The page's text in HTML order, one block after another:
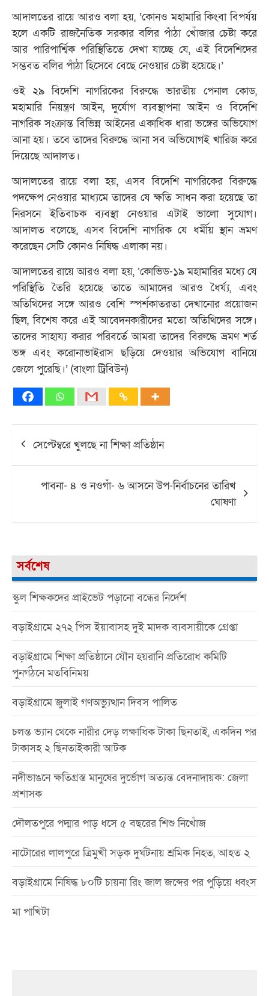
আদালতের রায়ে আরও বলা হয়, ‘কোনও মহামারি কিংবা বিপর্যয়
হলে একটি রাজনৈতিক সরকার বলির পাঁঠা খোঁজার চেষ্টা করে
আর পারিপার্শ্বিক পরিস্থিতিতে দেখা যাচ্ছে যে, এই বিদেশিদের
সম্ভবত বলির পাঁঠা হিসেবে বেছে নেওয়ার চেষ্টা হয়েছে।’
ওই ২৯ বিদেশি নাগরিকের বিরুদ্ধে ভারতীয় পেনাল কোড,
মহামারি নিয়ন্ত্রণ আইন, দুর্যোগ ব্যবস্থাপনা আইন ও বিদেশি
নাগরিক সংক্রান্ত বিভিন্ন আইনের একাধিক ধারা ভঙ্গের অভিযোগ
আনা হয়। তবে তাদের বিরুদ্ধে আনা সব অভিযোগই খারিজ করে
দিয়েছে আদালত।
আদালতের রায়ে বলা হয়, এসব বিদেশি নাগরিকের বিরুদ্ধে
পদক্ষেপ নেওয়ার মাধ্যমে তাদের যে ক্ষতি সাধন করা হয়েছে তা
নিরসনে ইতিবাচক ব্যবস্থা নেওয়ার এটাই ভালো সুযোগ।
আদালত বলেছে, এসব বিদেশি নাগরিক যে ধর্মীয় স্থান ভ্রমণ
করেছেন সেটি কোনও নিষিদ্ধ এলাকা নয়।
আদালতের রায়ে আরও বলা হয়, ‘কোভিড-১৯ মহামারির মধ্যে যে
পরিস্থিতি তৈরি হয়েছে তাতে আমাদের আরও ধৈর্য্য, এবং
অতিথিদের সঙ্গে আরও বেশি স্পর্শকাতরতা দেখানোর প্রয়োজন
ছিল, বিশেষ করে এই আবেদনকারীদের মতো অতিথিদের সঙ্গে।
তাদের সাহায্য করার পরিবর্তে আমরা তাদের বিরুদ্ধে ভ্রমণ শর্ত
ভঙ্গ এবং করোনাভাইরাস ছড়িয়ে দেওয়ার অভিযোগ বানিয়ে
জেলে পুরেছি।’ (বাংলা ট্রিবিউন)
navigation
সেপ্টেম্বরে খুলছে না শিক্ষা প্রতিষ্ঠান
পাবনা- ৪ ও নওগাঁ- ৬ আসনে উপ-নির্বাচনের তারিখ
ঘোষণা
সর্বশেষ
স্কুল শিক্ষকদের প্রাইভেট পড়ানো বন্ধের নির্দেশ
বড়াইগ্রামে ২৭২ পিস ইয়াবাসহ দুই মাদক ব্যবসায়ীকে গ্রেপ্তা
বড়াইগ্রামে শিক্ষা প্রতিষ্ঠানে যৌন হয়রানি প্রতিরোধ কমিটি
পুনর্গঠনে মতবিনিময়
বড়াইগ্রামে জুলাই গণঅভ্যুত্থান দিবস পালিত
চলন্ত ভ্যান থেকে নারীর দেড় লক্ষাধিক টাকা ছিনতাই, একদিন পর
টাকাসহ ২ ছিনতাইকারী আটক
নদীভাঙনে ক্ষতিগ্রস্ত মানুষের দুর্ভোগ অত্যন্ত বেদনাদায়ক: জেলা
প্রশাসক
দৌলতপুরে পদ্মার পাড় ধসে ৫ বছরের শিশু নিখোঁজ
নাটোরের লালপুরে ত্রিমুখী সড়ক দুর্ঘটনায় শ্রমিক নিহত, আহত ২
বড়াইগ্রামে নিষিদ্ধ ৮০টি চায়না রিং জাল জব্দের পর পুড়িয়ে ধ্বংস
মা পাখিটা